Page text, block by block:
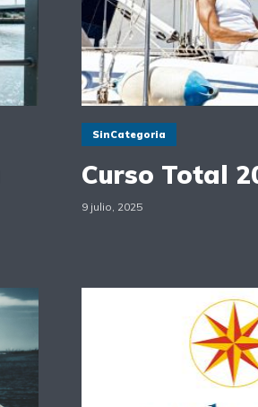
SinCategoria
Curso Total
9 julio, 2025